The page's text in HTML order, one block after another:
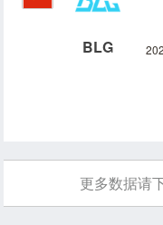
BLG
更多数据请